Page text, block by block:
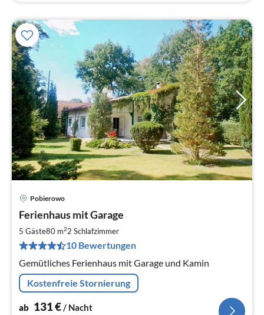
Pobierowo
Ferienhaus mit Garage
5 Gäste80 m22 Schlafzimmer
10 Bewertungen
Gemütliches Ferienhaus mit Garage und Kamin
Kostenfreie Stornierung
ab 131€/ Nacht